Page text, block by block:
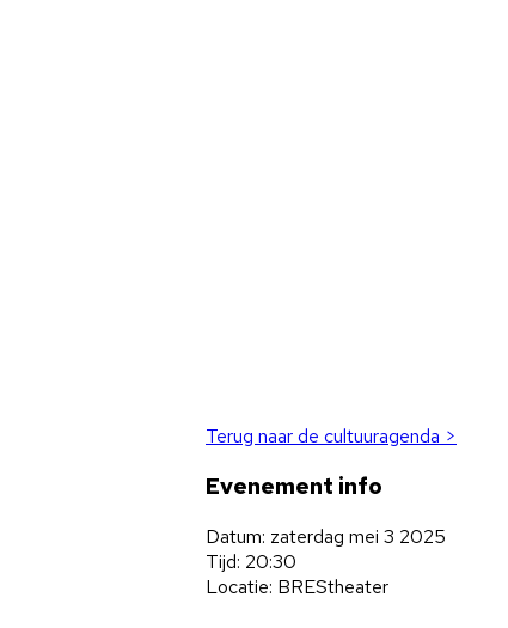
Terug naar de cultuuragenda >
Evenement info
Datum: zaterdag mei 3 2025
Tijd: 20:30
Locatie: BREStheater